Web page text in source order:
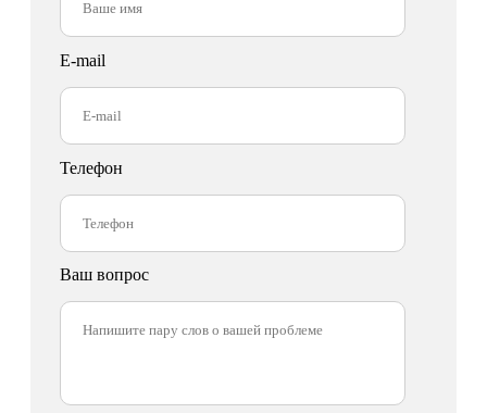
E-mail
Телефон
Ваш вопрос